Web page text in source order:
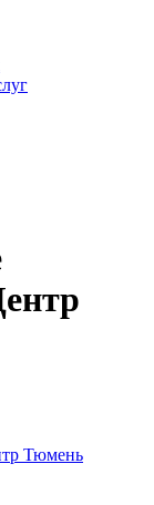
Тюмень